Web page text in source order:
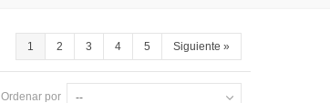
1 2 3 4 5 Siguiente »
Ordenar por --